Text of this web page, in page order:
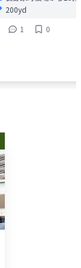
200yd
1 0